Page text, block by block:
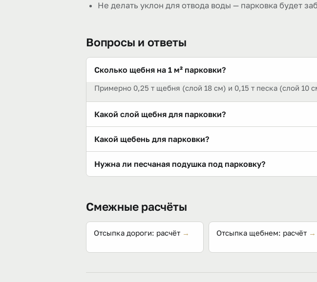
Не делать уклон для отвода воды — парковка будет
Вопросы и ответы
Сколько щебня на 1 м² парковки?
Примерно 0,25 т щебня (слой 18 см) и 0,15 т песка (слой 10
Какой слой щебня для парковки?
Какой щебень для парковки?
Нужна ли песчаная подушка под парковку?
Смежные расчёты
Отсыпка дороги: расчёт → Отсыпка щебнем: расчёт →